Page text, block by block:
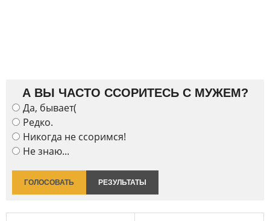
А ВЫ ЧАСТО ССОРИТЕСЬ С МУЖЕМ?
Да, бывает(
Редко.
Никогда не ссоримся!
Не знаю...
ГОЛОСОВАТЬ РЕЗУЛЬТАТЫ